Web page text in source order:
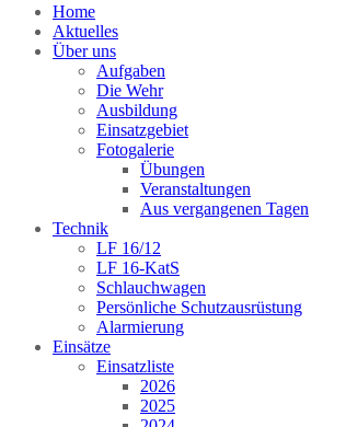
Home
Aktuelles
Über uns
Aufgaben
Die Wehr
Ausbildung
Einsatzgebiet
Fotogalerie
Übungen
Veranstaltungen
Aus vergangenen Tagen
Technik
LF 16/12
LF 16-KatS
Schlauchwagen
Persönliche Schutzausrüstung
Alarmierung
Einsätze
Einsatzliste
2026
2025